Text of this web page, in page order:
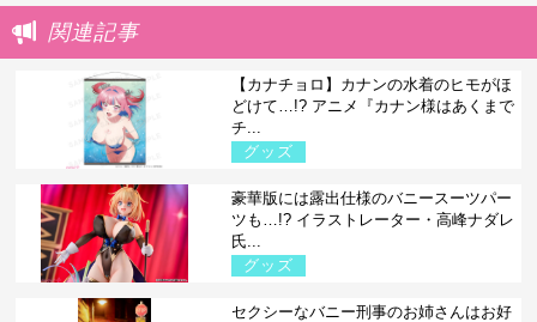
関連記事
【カナチョロ】カナンの水着のヒモがほ
どけて…!? アニメ『カナン様はあくまで
チ...
グッズ
豪華版には露出仕様のバニースーツパー
ツも…!? イラストレーター・高峰ナダレ
氏...
グッズ
セクシーなバニー刑事のお姉さんはお好